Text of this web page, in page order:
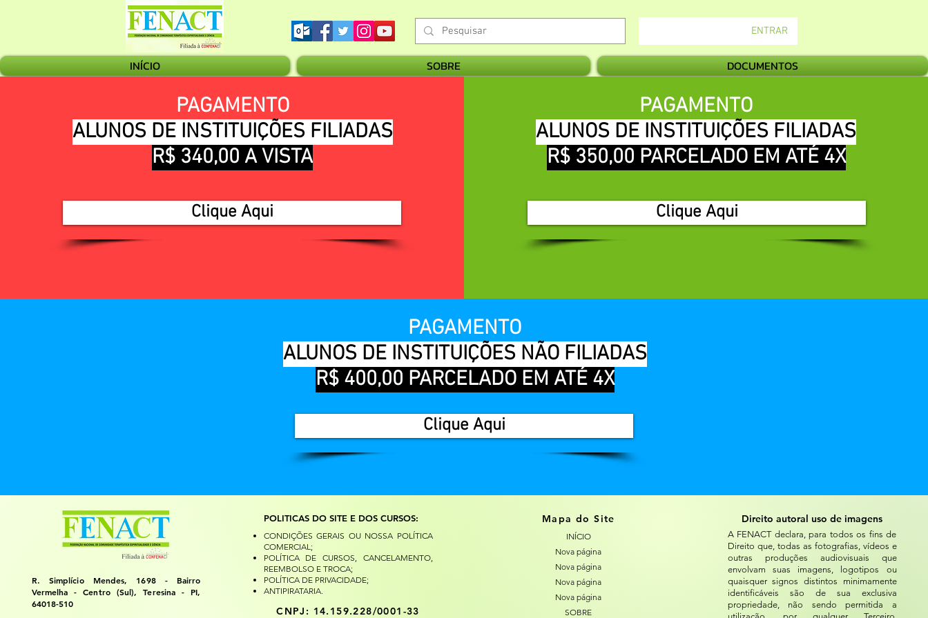
ENTRAR
INÍCIO SOBRE DOCUMENTOS
PAGAMENTO
ALUNOS DE INSTITUIÇÕES FILIADAS
R$ 340,00 A VISTA
Clique Aqui
PAGAMENTO
ALUNOS DE INSTITUIÇÕES FILIADAS
R$ 350,00 PARCELADO EM ATÉ 4X
Clique Aqui
PAGAMENTO
ALUNOS DE INSTITUIÇÕES NÃO FILIADAS
R$ 400,00 PARCELADO EM ATÉ 4X
Clique Aqui
R. Simplício Mendes, 1698 - Bairro
Vermelha - Centro (Sul), Teresina - PI,
64018-510
POLITICAS DO SITE E DOS CURSOS:
CONDIÇÕES GERAIS OU NOSSA POLÍTICA
COMERCIAL;
POLÍTICA DE CURSOS, CANCELAMENTO,
REEMBOLSO E TROCA;
POLÍTICA DE PRIVACIDADE;
ANTIPIRATARIA.
CNPJ: 14.159.228/0001-33
Mapa do Site
INÍCIO
Nova página
Nova página
Nova página
Nova página
SOBRE
Direito autoral uso de imagens
A FENACT declara, para todos os fins de
Direito que, todas as fotografias, vídeos e
outras produções audiovisuais que
envolvam suas imagens, logotipos ou
quaisquer signos distintos minimamente
identificáveis são de sua exclusiva
propriedade, não sendo permitida a